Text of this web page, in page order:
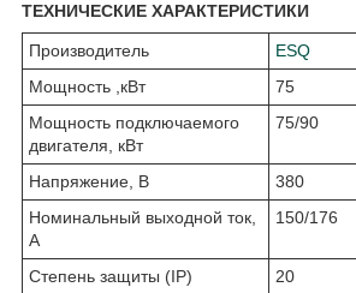
ТЕХНИЧЕСКИЕ ХАРАКТЕРИСТИКИ
Производитель
ESQ
Мощность ,кВт
75
Мощность подключаемого
двигателя, кВт
75/90
Напряжение, В
380
Номинальный выходной ток,
А
150/176
Степень защиты (IP)
20